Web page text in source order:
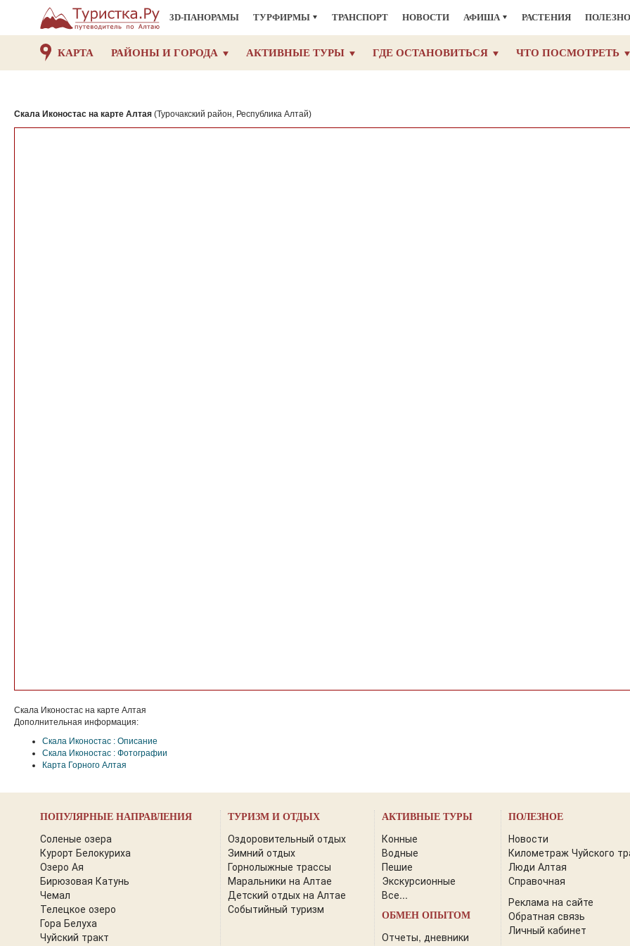
3D-ПАНОРАМЫ ТУРФИРМЫ ТРАНСПОРТ НОВОСТИ АФИША РАСТЕНИЯ
КАРТА РАЙОНЫ И ГОРОДА АКТИВНЫЕ ТУРЫ ГДЕ ОСТАНОВИТЬСЯ ЧТО ПОСМОТРЕТЬ
Скала Иконостас на карте Алтая (Турочакский район, Республика Алтай)
Скала Иконостас на карте Алтая
Дополнительная информация:
Скала Иконостас : Описание
Скала Иконостас : Фотографии
Карта Горного Алтая
ПОПУЛЯРНЫЕ НАПРАВЛЕНИЯ
Соленые озера
Курорт Белокуриха
Озеро Ая
Бирюзовая Катунь
Чемал
Телецкое озеро
Гора Белуха
Чуйский тракт
ТУРИЗМ И ОТДЫХ
Оздоровительный отдых
Зимний отдых
Горнолыжные трассы
Маральники на Алтае
Детский отдых на Алтае
Событийный туризм
АКТИВНЫЕ ТУРЫ
Конные
Водные
Пешие
Экскурсионные
Все...
ОБМЕН ОПЫТОМ
Отчеты, дневники
ПОЛЕЗНОЕ
Новости
Километраж Чуйского
Люди Алтая
Справочная
Реклама на сайте
Обратная связь
Личный кабинет